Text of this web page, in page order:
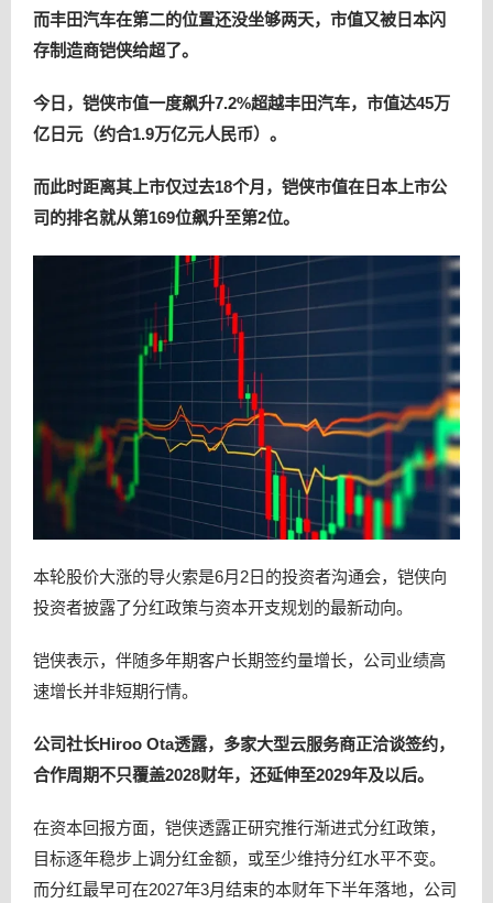
而丰田汽车在第二的位置还没坐够两天，市值又被日本闪
存制造商铠侠给超了。
今日，铠侠市值一度飙升7.2%超越丰田汽车，市值达45万
亿日元（约合1.9万亿元人民币）。
而此时距离其上市仅过去18个月，铠侠市值在日本上市公
司的排名就从第169位飙升至第2位。
本轮股价大涨的导火索是6月2日的投资者沟通会，铠侠向
投资者披露了分红政策与资本开支规划的最新动向。
铠侠表示，伴随多年期客户长期签约量增长，公司业绩高
速增长并非短期行情。
公司社长Hiroo Ota透露，多家大型云服务商正洽谈签约，
合作周期不只覆盖2028财年，还延伸至2029年及以后。
在资本回报方面，铠侠透露正研究推行渐进式分红政策，
目标逐年稳步上调分红金额，或至少维持分红水平不变。
而分红最早可在2027年3月结束的本财年下半年落地，公司